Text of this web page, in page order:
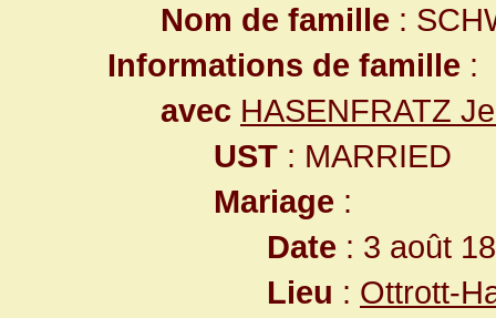
Nom de famille :
Informations de famille :
avec HASENFRATZ
UST : MARRIED
Mariage :
Date : 3 août
Lieu : Ottrott-